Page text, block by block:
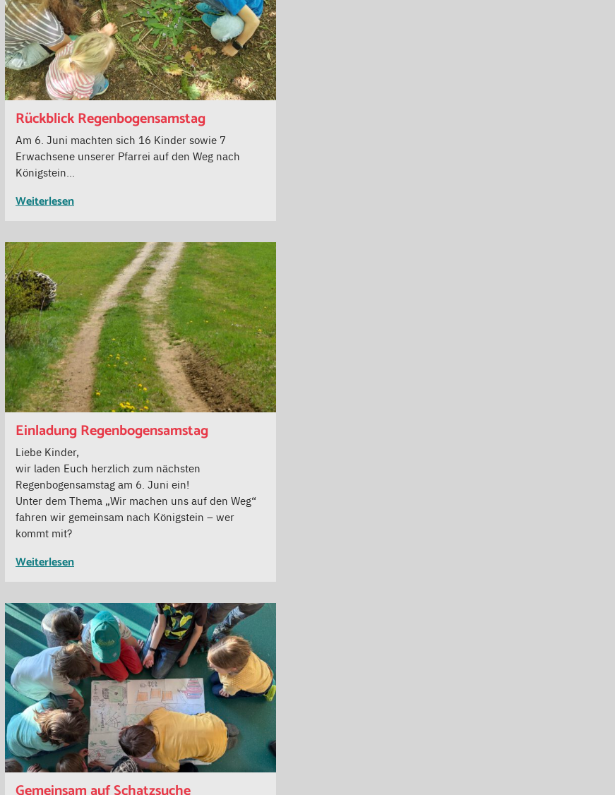
Rückblick Regenbogensamstag
Am 6. Juni machten sich 16 Kinder sowie 7
Erwachsene unserer Pfarrei auf den Weg nach
Königstein…
Weiterlesen
Einladung Regenbogensamstag
Liebe Kinder,
wir laden Euch herzlich zum nächsten
Regenbogensamstag am 6. Juni ein!
Unter dem Thema „Wir machen uns auf den Weg“
fahren wir gemeinsam nach Königstein – wer
kommt mit?
Weiterlesen